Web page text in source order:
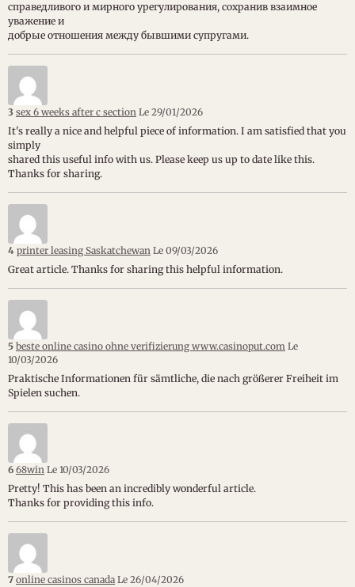
справедливого и мирного урегулирования, сохранив взаимное
уважение и
добрые отношения между бывшими супругами.
3 sex 6 weeks after c section Le 29/01/2026
It's really a nice and helpful piece of information. I am satisfied that you
simply
shared this useful info with us. Please keep us up to date like this.
Thanks for sharing.
4 printer leasing Saskatchewan Le 09/03/2026
Great article. Thanks for sharing this helpful information.
5 beste online casino ohne verifizierung www.casinoput.com Le
10/03/2026
Praktische Informationen für ѕämtliche, die nach größerer Freiheit im
Spielen suchen.
6 68win Le 10/03/2026
Pretty! This has been an incredibly wonderful article.
Thanks for providing this info.
7 online casinos canada Le 26/04/2026